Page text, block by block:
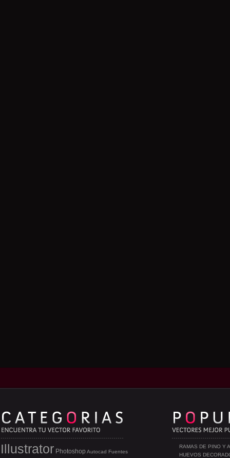
RAMAS DE PINO Y
HUEVOS
Illustrator Photoshop Autocad Fuentes